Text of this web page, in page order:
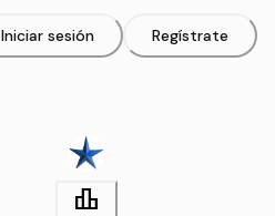
leaderboard
Iniciar sesión Regístrate